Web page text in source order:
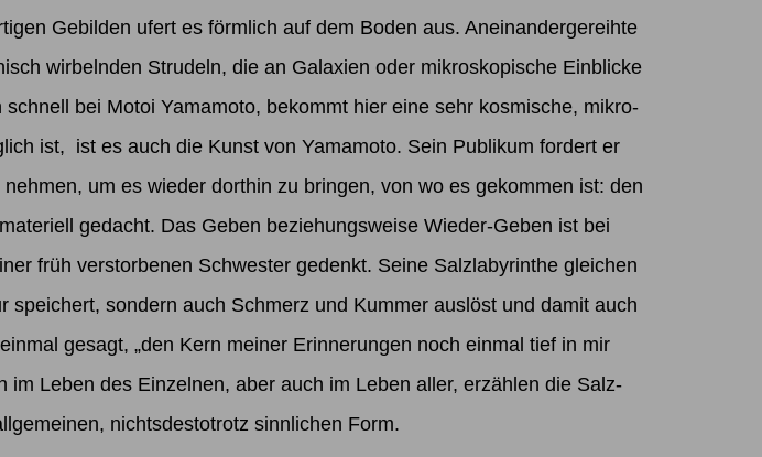
Gebilden ufert es förmlich auf dem Boden aus. Aneinandergereihte
wirbelnden Strudeln, die an Galaxien oder mikroskopische Einblicke
bei Motoi Yamamoto, bekommt hier eine sehr kosmische, mikro-
ist, ist es auch die Kunst von Yamamoto. Sein Publikum fordert er
um es wieder dorthin zu bringen, von wo es gekommen ist: den
gedacht. Das Geben beziehungsweise Wieder-Geben ist bei
früh verstorbenen Schwester gedenkt. Seine Salzlabyrinthe gleichen
sondern auch Schmerz und Kummer auslöst und damit auch
gesagt, „den Kern meiner Erinnerungen noch einmal tief in mir
Leben des Einzelnen, aber auch im Leben aller, erzählen die Salz-
nichtsdestotrotz sinnlichen Form.